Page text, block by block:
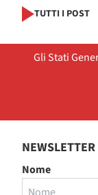
TUTTI I POST
Gli Stati
NEWSLETTER
Nome